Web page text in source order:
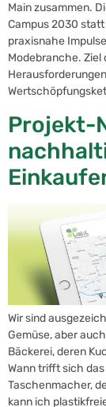
Main zusammen.
Campus 2030
praxisnahe
Modebranche. Ziel
Projekt-
Wir sind
Gemüse, aber
Bäckerei, deren
Wann trifft sich
Taschenmacher,
kann ich